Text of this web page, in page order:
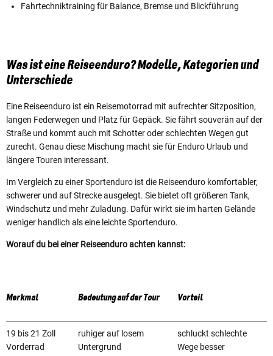
Fahrtechniktraining für Balance, Bremse und Blickführung
Was ist eine Reiseenduro? Modelle, Kategorien und
Unterschiede
Eine Reiseenduro ist ein Reisemotorrad mit aufrechter Sitzposition,
langen Federwegen und Platz für Gepäck. Sie fährt souverän auf der
Straße und kommt auch mit Schotter oder schlechten Wegen gut
zurecht. Genau diese Mischung macht sie für Enduro Urlaub und
längere Touren interessant.
Im Vergleich zu einer Sportenduro ist die Reiseenduro komfortabler,
schwerer und auf Strecke ausgelegt. Sie bietet oft größeren Tank,
Windschutz und mehr Zuladung. Dafür wirkt sie im harten Gelände
weniger handlich als eine leichte Sportenduro.
Worauf du bei einer Reiseenduro achten kannst:
Merkmal Bedeutung auf der Tour Vorteil
19 bis 21 Zoll
Vorderrad
ruhiger auf losem
Untergrund
schluckt schlechte
Wege besser